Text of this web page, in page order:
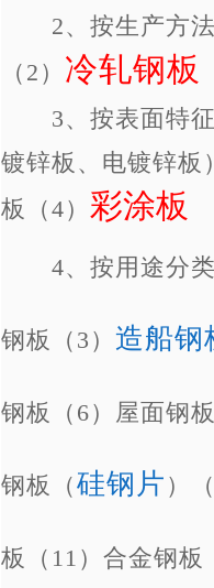
2、按生产方
（ 2 ） 冷轧钢板
3、按表面特
镀锌板、电镀锌板
板（4） 彩涂板
4、按用途分
钢板（ 3 ） 造船钢
钢板（ 6）屋面钢
钢板（硅钢片 ）（
板（ 11 ）合金钢板